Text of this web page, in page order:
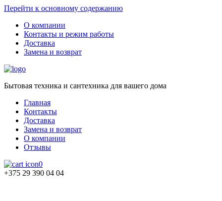
Перейти к основному содержанию
О компании
Контакты и режим работы
Доставка
Замена и возврат
Бытовая техника и сантехника для вашего дома
Главная
Контакты
Доставка
Замена и возврат
О компании
Отзывы
0
+375 29 390 04 04